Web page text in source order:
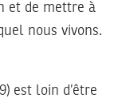
et de mettre à
nous vivons.
est loin d’être